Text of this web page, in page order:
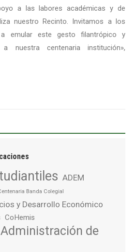
a las labores académicas y de
nuestro Recinto. Invitamos a los
emular este gesto filantrópico y
nuestra centenaria institución»,
ADEM
Banda Colegial
y Desarrollo Económico
CoHemis
de